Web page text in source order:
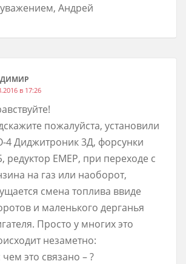
Андрей
в 17:26
пожалуйста, установили
4 Диджитроник 3Д, форсунки
редуктор ЕМЕР, при переходе с
на газ или наоборот,
смена топлива ввиде
и маленького дерганья
Просто у многих это
незаметно:
чем это связано – ?